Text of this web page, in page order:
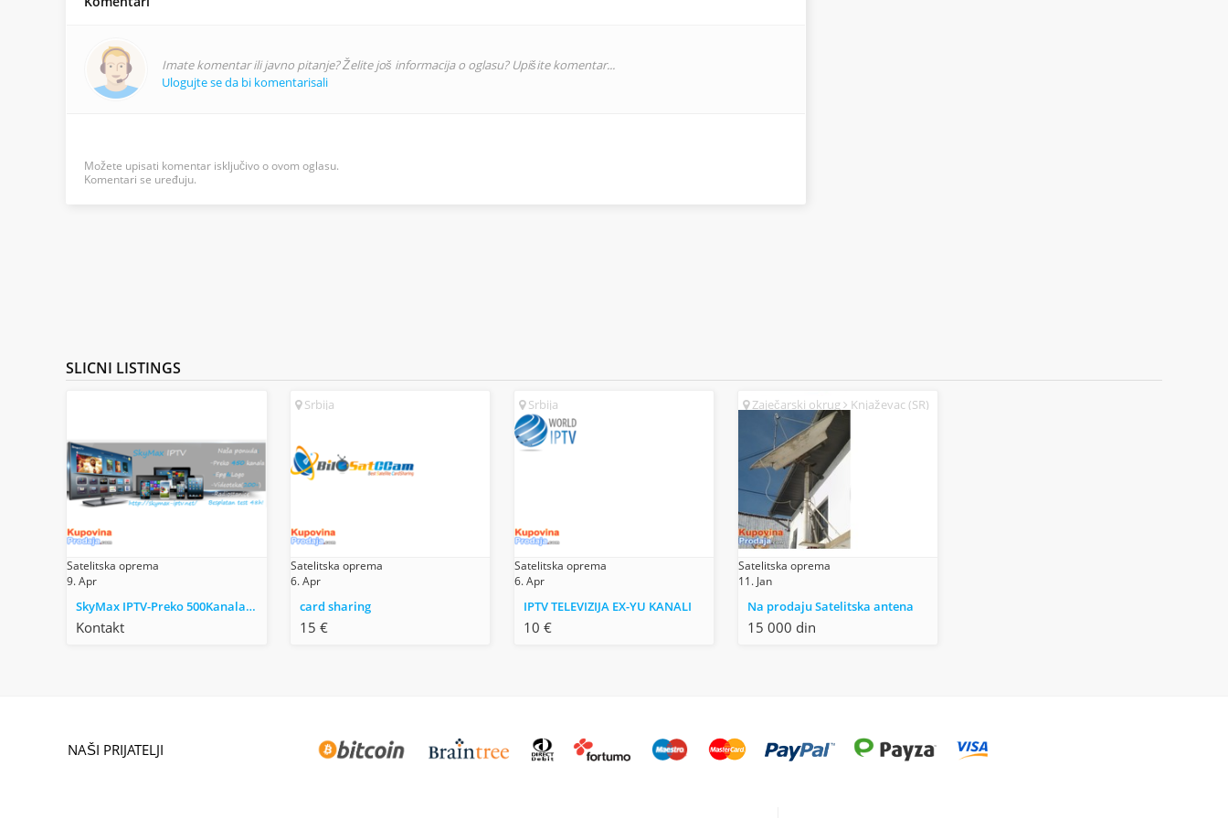
Imate komentar ili javno pitanje? Želite još informacija o oglasu? Upišite komentar...
Ulogujte se da bi komentarisali
Možete upisati komentar isključivo o ovom oglasu.
Komentari se uređuju.
SLICNI LISTINGS
Satelitska oprema
9. Apr
SkyMax IPTV-Preko 500Kanala(EX-YU,strani,filmski)
Kontakt
Srbija
Satelitska oprema
6. Apr
card sharing
15 €
Srbija
Satelitska oprema
6. Apr
IPTV TELEVIZIJA EX-YU KANALI
10 €
Zaječarski okrug Knjaževac (SR)
Satelitska oprema
11. Jan
Na prodaju Satelitska antena
15 000 din
NAŠI PRIJATELJI